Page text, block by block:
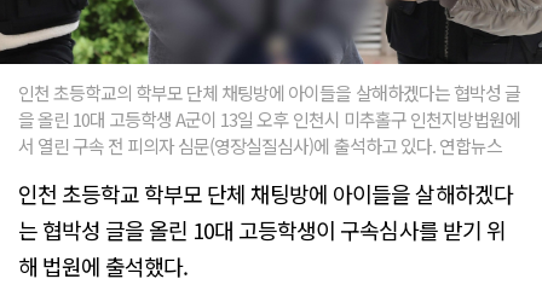
인천 초등학교의 학부모 단체 채팅방에 아이들을 살해하겠다는 협박성 글
을 올린 10대 고등학생 A군이 13일 오후 인천시 미추홀구 인천지방법원에
서 열린 구속 전 피의자 심문(영장실질심사)에 출석하고 있다. 연합뉴스
인천 초등학교 학부모 단체 채팅방에 아이들을 살해하겠다
는 협박성 글을 올린 10대 고등학생이 구속심사를 받기 위
해 법원에 출석했다.